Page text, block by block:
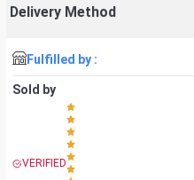
Delivery Method
Fulfilled by :
Sold by
VERIFIED